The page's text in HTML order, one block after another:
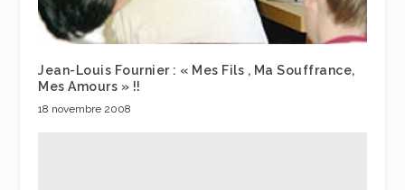
Jean-Louis Fournier : « Mes Fils , Ma Souffrance,
Mes Amours » !!
18 novembre 2008